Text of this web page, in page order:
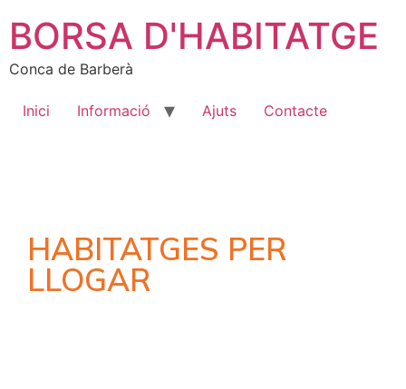
BORSA D'HABITATGE
Conca de Barberà
Inici Informació Ajuts Contacte
HABITATGES PER
LLOGAR